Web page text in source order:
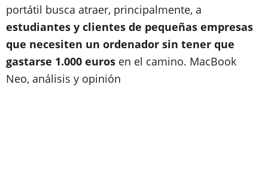
portátil busca atraer, principalmente, a
estudiantes y clientes de pequeñas empresas
que necesiten un ordenador sin tener que
gastarse 1.000 euros en el camino. MacBook
Neo, análisis y opinión